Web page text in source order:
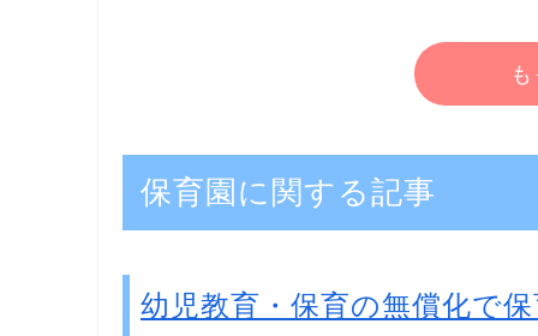
保育園に関する記事
幼児教育・保育の無償化で